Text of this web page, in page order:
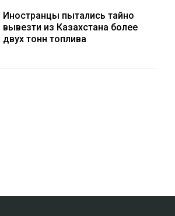
Иностранцы пытались тайно
вывезти из Казахстана более
двух тонн топлива